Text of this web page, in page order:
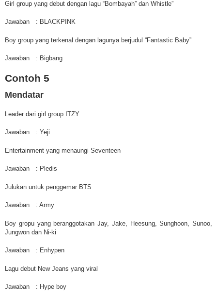
Girl group yang debut dengan lagu “Bombayah” dan Whistle”
Jawaban : BLACKPINK
Boy group yang terkenal dengan lagunya berjudul “Fantastic Baby”
Jawaban : Bigbang
Contoh 5
Mendatar
Leader dari girl group ITZY
Jawaban : Yeji
Entertainment yang menaungi Seventeen
Jawaban : Pledis
Julukan untuk penggemar BTS
Jawaban : Army
Boy gropu yang beranggotakan Jay, Jake, Heesung, Sunghoon, Sunoo,
Jungwon dan Ni-ki
Jawaban : Enhypen
Lagu debut New Jeans yang viral
Jawaban : Hype boy